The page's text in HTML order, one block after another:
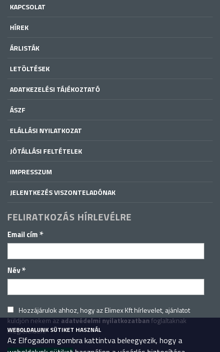
KAPCSOLAT
HÍREK
ÁRLISTÁK
LETÖLTÉSEK
ADATKEZELÉSI TÁJÉKOZTATÓ
ÁSZF
ELÁLLÁSI NYILATKOZAT
JÓTÁLLÁSI FELTÉTELEK
IMPRESSZUM
JELENTKEZÉS VISZONTELADÓNAK
FELIRATKOZÁS HÍRLEVÉLRE
Email cím *
Név*
Hozzájárulok ahhoz, hogy az Elimex Kft hírlevelet, ajánlatot
küldjön nekem azadatvédelmi nyilatkozatbanfoglaltaknak
megfelelően.
WEBOLDALUNK SÜTIKET HASZNÁL
Az Elfogadom gombra kattintva beleegyezik, hogy a